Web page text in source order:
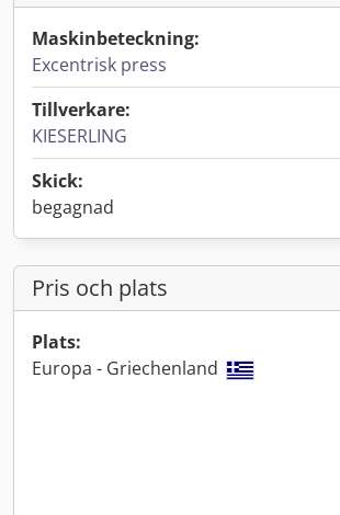
Maskinbeteckning:
Excentrisk press
Tillverkare:
KIESERLING
Skick:
begagnad
Pris och plats
Plats:
Europa - Griechenland